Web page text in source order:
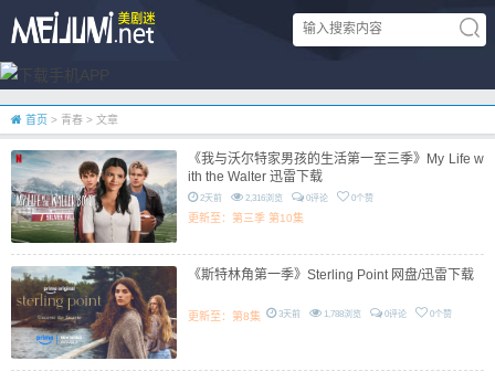
首页 > 青春 > 文章
《我与沃尔特家男孩的生活第一至三季》My Life w
ith the Walter 迅雷下载
2天前 2,316浏览 0评论 0个赞
更新至：第三季 第10集
《斯特林角第一季》Sterling Point 网盘/迅雷下载
3天前 1,788浏览 0评论 0个赞
更新至：第8集